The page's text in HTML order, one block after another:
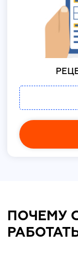
ПОЧЕМУ